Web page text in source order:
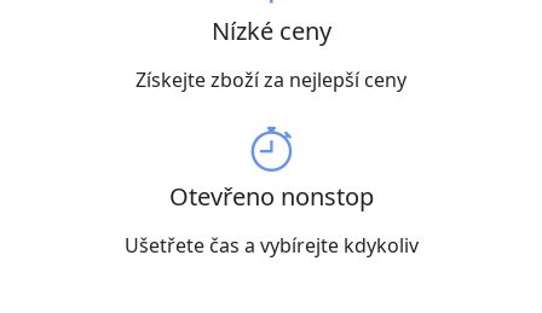
Nízké ceny
Získejte zboží za nejlepší ceny
Otevřeno nonstop
Ušetřete čas a vybírejte kdykoliv